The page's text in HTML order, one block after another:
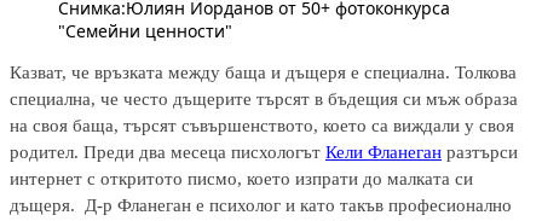
Снимка:Юлиян Йорданов от 50+ фотоконкурса
"Семейни ценности"
Казват, че връзката между баща и дъщеря е специална. Толкова
специална, че често дъщерите търсят в бъдещия си мъж образа
на своя баща, търсят съвършенството, което са виждали у своя
родител. Преди два месеца писхологът Кели Фланеган разтърси
интернет с откритото писмо, което изпрати до малката си
дъщеря. Д-р Фланеган е психолог и като такъв професионално